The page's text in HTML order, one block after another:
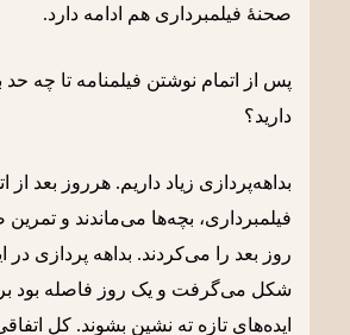
صحنۀ فیلمبرداری هم ادامه دارد.
پس از اتمام نوشتن فیلمنامه تا چه حد
دارید؟
بداهه‌پردازی زیاد داریم. هرروز بعد از
فیلمبرداری، بچه‌ها می‌ماندند و
روز بعد را می‌کردند. بداهه پردازی در
شکل می‌گرفت و یک روز فاصله بود
ایده‌های تازه ته نشین بشوند. کل